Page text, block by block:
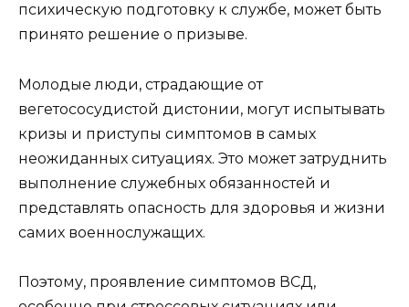
психическую подготовку к службе, может быть
принято решение о призыве.
Молодые люди, страдающие от
вегетососудистой дистонии, могут испытывать
кризы и приступы симптомов в самых
неожиданных ситуациях. Это может затруднить
выполнение служебных обязанностей и
представлять опасность для здоровья и жизни
самих военнослужащих.
Поэтому, проявление симптомов ВСД,